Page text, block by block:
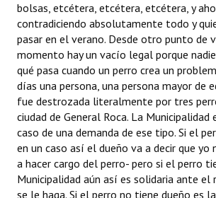
bolsas, etcétera, etcétera, etcétera, y
contradiciendo absolutamente todo y
pasar en el verano. Desde otro punto de
momento hay un vacío legal porque
qué pasa cuando un perro crea un
días una persona, una persona mayor de
fue destrozada literalmente por tres
ciudad de General Roca. La Municipalidad
caso de una demanda de ese tipo. Si el
en un caso así el dueño va a decir que yo
a hacer cargo del perro- pero si el perro
Municipalidad aún así es solidaria ante el
se le haga. Si el perro no tiene dueño es